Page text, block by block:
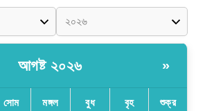
আগষ্ট ২০২৬ »
সোম মঙ্গল বুধ বৃহ শুক্র